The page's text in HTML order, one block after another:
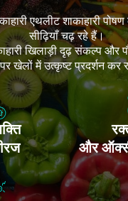
एथलीट शाकाहारी
सीढ़ियाँ चढ़ रहे हैं।
खिलाड़ी दृढ़ संकल्प और
खेलों में उत्कृष्ट प्रदर्शन कर
और